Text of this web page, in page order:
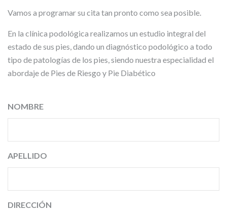
Vamos a programar su cita tan pronto como sea posible.
En la clínica podológica realizamos un estudio integral del
estado de sus pies, dando un diagnóstico podológico a todo
tipo de patologías de los pies, siendo nuestra especialidad el
abordaje de Pies de Riesgo y Pie Diabético
NOMBRE
APELLIDO
DIRECCIÓN